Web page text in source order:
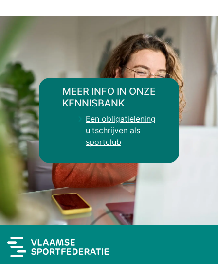
MEER INFO IN ONZE
KENNISBANK
Een obligatielening
uitschrijven als
sportclub